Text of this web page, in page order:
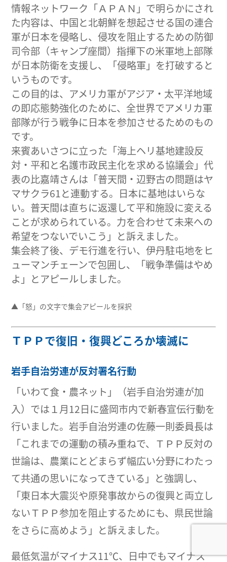
情報ネットワーク「ＡＰＡＮ」で明らかにされ
た内容は、中国と北朝鮮を想起させる国の連合
軍が日本を侵略し、侵攻を阻止するための防御
司令部（キャンプ座間）指揮下の米軍地上部隊
が日本防衛を支援し、「侵略軍」を打破すると
いうものです。
この目的は、アメリカ軍がアジア・太平洋地域
の即応態勢強化のために、全世界でアメリカ軍
部隊が行う戦争に日本を参加させるためのもの
です。
来賓あいさつに立った「海上ヘリ基地建設反
対・平和と名護市政民主化を求める協議会」代
表の比嘉靖さんは「普天間・辺野古の問題はヤ
マサクラ61と連動する。日本に基地はいらな
い。普天間は直ちに返還して平和施設に変える
ことが求められている。力を合わせて未来への
希望をつないでいこう」と訴えました。
集会終了後、デモ行進を行い、伊丹駐屯地をヒ
ューマンチェーンで包囲し、「戦争準備はやめ
よ」とアピールしました。
▲「怒」の文字で集会アピールを採択
ＴＰＰで復旧・復興どころか壊滅に
岩手自治労連が反対署名行動
「いわて食・農ネット」（岩手自治労連が加
入）では１月12日に盛岡市内で新春宣伝行動を
行いました。岩手自治労連の佐藤一則委員長は
「これまでの運動の積み重ねで、ＴＰＰ反対の
世論は、農業にとどまらず幅広い分野にわたっ
て共通の思いになってきている」と強調し、
「東日本大震災や原発事故からの復興と両立し
ないＴＰＰ参加を阻止するためにも、県民世論
をさらに高めよう」と訴えました。
最低気温がマイナス11℃、日中でもマイナス